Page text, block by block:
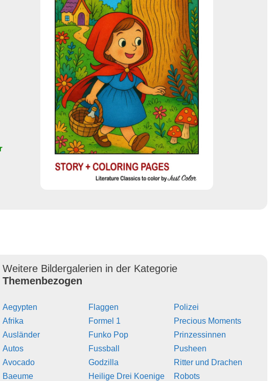
Weitere Bildergalerien in der Kategorie
Themenbezogen
Aegypten
Afrika
Ausländer
Autos
Avocado
Baeume
Flaggen
Formel 1
Funko Pop
Fussball
Godzilla
Heilige Drei Koenige
Polizei
Precious Moments
Prinzessinnen
Pusheen
Ritter und Drachen
Robots